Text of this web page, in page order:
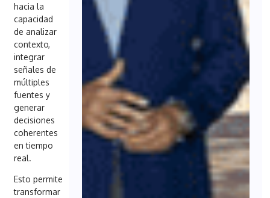
hacia la
capacidad
de analizar
contexto,
integrar
señales de
múltiples
fuentes y
generar
decisiones
coherentes
en tiempo
real.
Esto permite
transformar